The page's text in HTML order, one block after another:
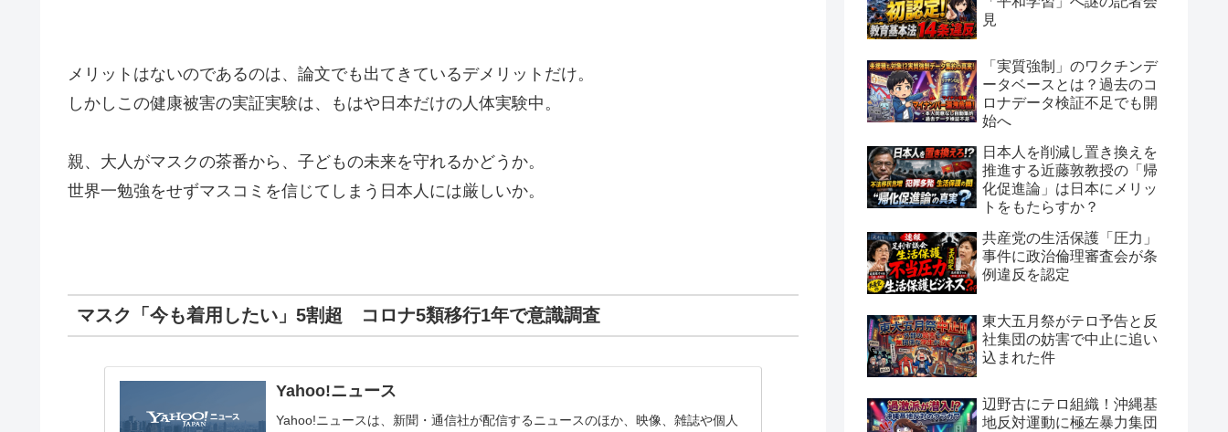
メリットはないのであるのは、論文でも出てきているデメリットだけ。
しかしこの健康被害の実証実験は、もはや日本だけの人体実験中。
親、大人がマスクの茶番から、子どもの未来を守れるかどうか。
世界一勉強をせずマスコミを信じてしまう日本人には厳しいか。
マスク「今も着用したい」5割超 コロナ5類移行1年で意識調査
Yahoo!ニュース
Yahoo!ニュースは、新聞・通信社が配信するニュースのほか、映像、雑誌や個人
見
「実質強制」のワクチンデ
ータベースとは？過去のコ
ロナデータ検証不足でも開
始へ
日本人を削減し置き換えを
推進する近藤敦教授の「帰
化促進論」は日本にメリッ
トをもたらすか？
共産党の生活保護「圧力」
事件に政治倫理審査会が条
例違反を認定
東大五月祭がテロ予告と反
社集団の妨害で中止に追い
込まれた件
辺野古にテロ組織！沖縄基
地反対運動に極左暴力集団